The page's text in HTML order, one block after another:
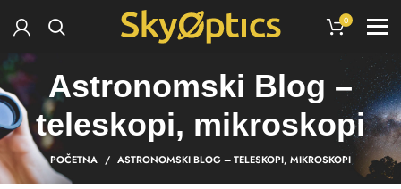
0
Astronomski Blog –
teleskopi, mikroskopi
POČETNA ASTRONOMSKI BLOG – TELESKOPI, MIKROSKOPI